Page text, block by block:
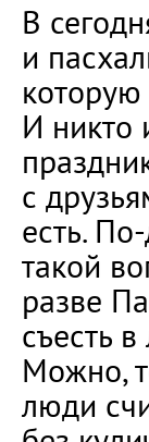
В
и
И никто
с
есть.
такой
разве
съесть
Можно,
люди